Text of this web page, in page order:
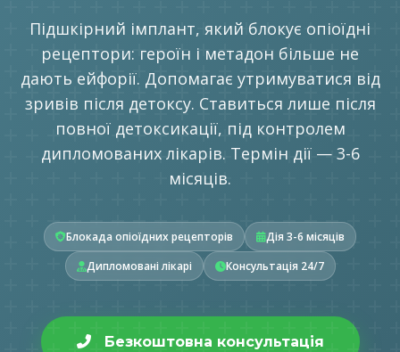
Підшкірний імплант, який блокує опіоїдні
рецептори: героїн і метадон більше не
дають ейфорії. Допомагає утримуватися від
зривів після детоксу. Ставиться лише після
повної детоксикації, під контролем
дипломованих лікарів. Термін дії — 3-6
місяців.
Блокада опіоїдних рецепторів
Дія 3-6 місяців
Дипломовані лікарі
Консультація 24/7
Безкоштовна консультація